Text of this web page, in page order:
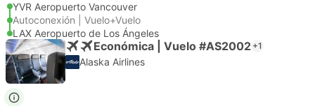
YVR Aeropuerto Vancouver
Autoconexión | Vuelo+Vuelo
LAX Aeropuerto de Los Ángeles
Económica | Vuelo #AS2002 +1
Alaska Airlines